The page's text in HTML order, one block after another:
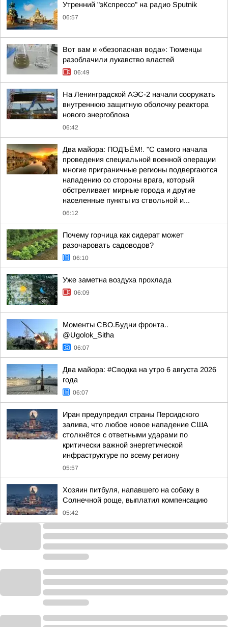
Утренний "эКспрессо" на радио Sputnik
06:57
Вот вам и «безопасная вода»: Тюменцы
разоблачили лукавство властей
06:49
На Ленинградской АЭС-2 начали сооружать
внутреннюю защитную оболочку реактора
нового энергоблока
06:42
Два майора: ПОДЪЁМ!. "С самого начала
проведения специальной военной операции
многие приграничные регионы подвергаются
нападению со стороны врага, который
обстреливает мирные города и другие
населенные пункты из ствольной и...
06:12
Почему горчица как сидерат может
разочаровать садоводов?
06:10
Уже заметна воздуха прохлада
06:09
Моменты СВО.Будни фронта..
@Ugolok_Sitha
06:07
Два майора: #Сводка на утро 6 августа 2026
года
06:07
Иран предупредил страны Персидского
залива, что любое новое нападение США
столкнётся с ответными ударами по
критически важной энергетической
инфраструктуре по всему региону
05:57
Хозяин питбуля, напавшего на собаку в
Солнечной роще, выплатил компенсацию
05:42